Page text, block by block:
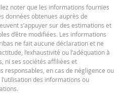
pour des conseils en investissement
nature que ce soit. Bien que les prix
fiables, leur exactitude ou leur
Paribas n'offre aucune garantie en ce
par la calculatrice et décline toute
direct, indirect, spécial, accessoire,
le manque à gagner) résultant de
la calculatrice par vous. ou vos
ce document. Les données de taux de
Paribas et s’appliquent strictement à la
CSV
noter que les informations fournies
données obtenues auprès de
s’appuyer sur des estimations et
d’être modifiées. Les informations
ne fait aucune déclaration et ne
l’exhaustivité ou l’adéquation à
ni ses sociétés affiliées et
responsables, en cas de négligence ou
des informations ou